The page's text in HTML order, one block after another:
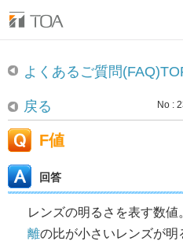
よくあるご質問
戻る No :
F値
回答
レンズの明るさを表す数
離の比が小さいレンズが明